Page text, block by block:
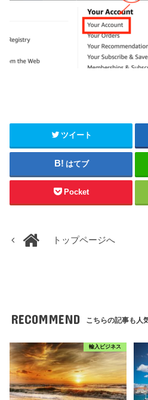
ツイート
はてブ
Pocket
トップページへ
RECOMMEND こちらの記事も人
輸入ビジネス